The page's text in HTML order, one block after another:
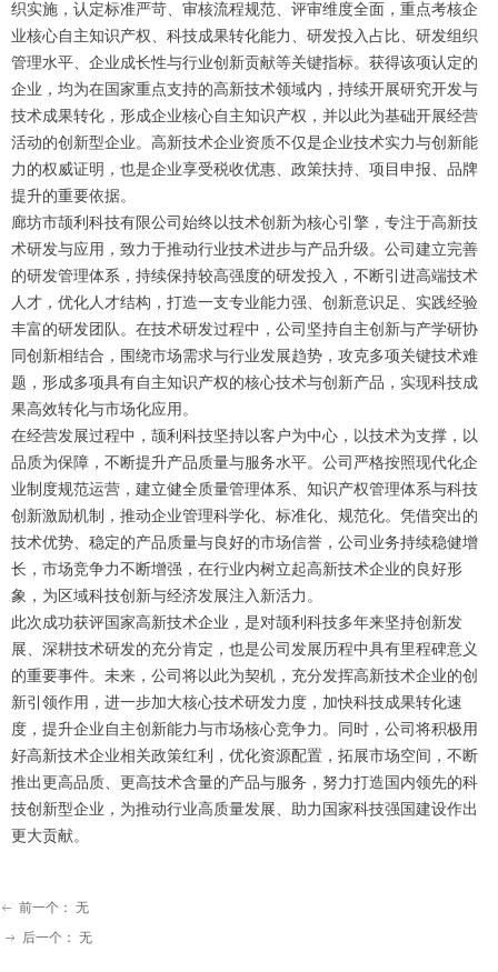
织实施，认定标准严苛、审核流程规范、评审维度全面，重点考核企
业核心自主知识产权、科技成果转化能力、研发投入占比、研发组织
管理水平、企业成长性与行业创新贡献等关键指标。获得该项认定的
企业，均为在国家重点支持的高新技术领域内，持续开展研究开发与
技术成果转化，形成企业核心自主知识产权，并以此为基础开展经营
活动的创新型企业。高新技术企业资质不仅是企业技术实力与创新能
力的权威证明，也是企业享受税收优惠、政策扶持、项目申报、品牌
提升的重要依据。
廊坊市颉利科技有限公司始终以技术创新为核心引擎，专注于高新技
术研发与应用，致力于推动行业技术进步与产品升级。公司建立完善
的研发管理体系，持续保持较高强度的研发投入，不断引进高端技术
人才，优化人才结构，打造一支专业能力强、创新意识足、实践经验
丰富的研发团队。在技术研发过程中，公司坚持自主创新与产学研协
同创新相结合，围绕市场需求与行业发展趋势，攻克多项关键技术难
题，形成多项具有自主知识产权的核心技术与创新产品，实现科技成
果高效转化与市场化应用。
在经营发展过程中，颉利科技坚持以客户为中心，以技术为支撑，以
品质为保障，不断提升产品质量与服务水平。公司严格按照现代化企
业制度规范运营，建立健全质量管理体系、知识产权管理体系与科技
创新激励机制，推动企业管理科学化、标准化、规范化。凭借突出的
技术优势、稳定的产品质量与良好的市场信誉，公司业务持续稳健增
长，市场竞争力不断增强，在行业内树立起高新技术企业的良好形
象，为区域科技创新与经济发展注入新活力。
此次成功获评国家高新技术企业，是对颉利科技多年来坚持创新发
展、深耕技术研发的充分肯定，也是公司发展历程中具有里程碑意义
的重要事件。未来，公司将以此为契机，充分发挥高新技术企业的创
新引领作用，进一步加大核心技术研发力度，加快科技成果转化速
度，提升企业自主创新能力与市场核心竞争力。同时，公司将积极用
好高新技术企业相关政策红利，优化资源配置，拓展市场空间，不断
推出更高品质、更高技术含量的产品与服务，努力打造国内领先的科
技创新型企业，为推动行业高质量发展、助力国家科技强国建设作出
更大贡献。
ꁹ 后一个： 无
ꂃ 前一个： 无